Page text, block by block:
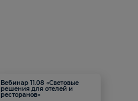
Вебинар 11.08 «Световые
решения для отелей и
ресторанов»